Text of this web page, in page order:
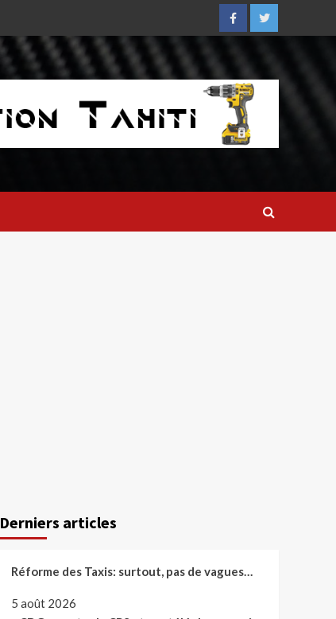
FacebookTwitter
Derniers articles
Réforme des Taxis: surtout, pas de vagues…
5 août 2026